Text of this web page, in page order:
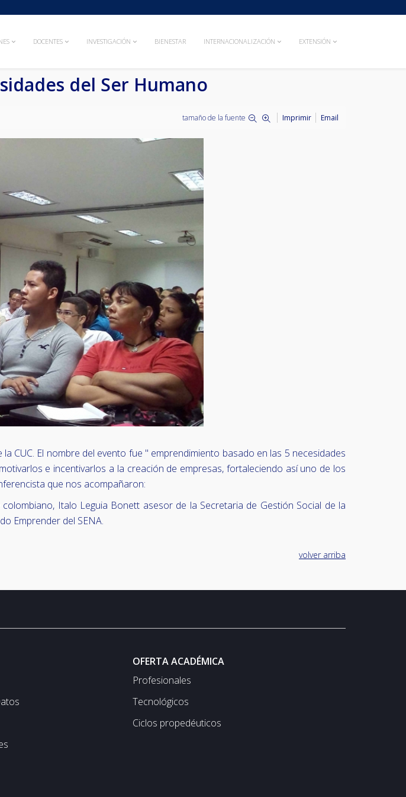
DOCENTES INVESTIGACIÓN BIENESTAR INTERNACIONALIZACIÓN EXTENSIÓN
del Ser Humano
tamaño de la fuente Imprimir Email
CUC. El nombre del evento fue " emprendimiento basado en las 5 necesidades
e incentivarlos a la creación de empresas, fortaleciendo así uno de los
que nos acompañaron:
Italo Leguia Bonett asesor de la Secretaria de Gestión Social de la
Emprender del SENA.
volver arriba
OFERTA ACADÉMICA
Profesionales
Tecnológicos
Ciclos propedéuticos